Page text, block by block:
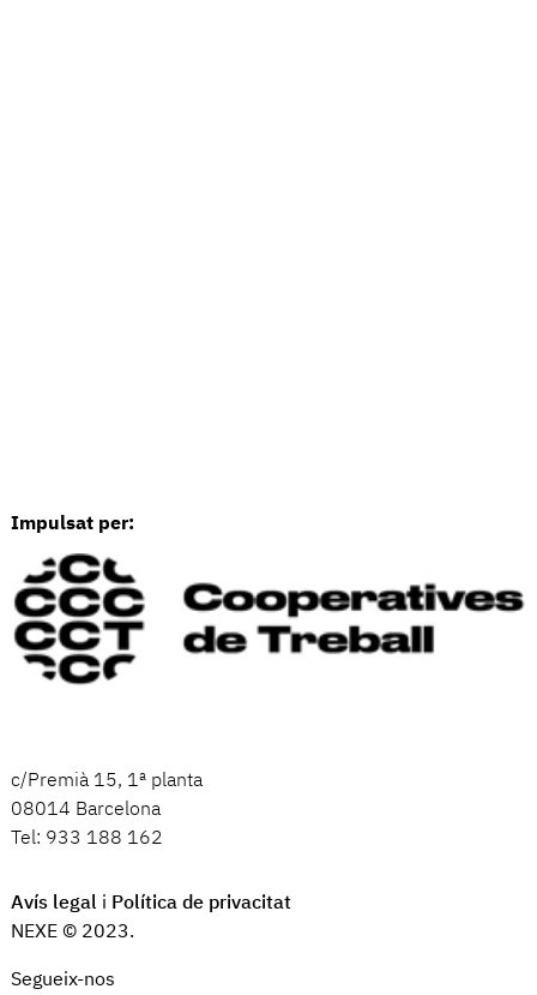
Impulsat per:
c/Premià 15, 1ª planta
08014 Barcelona
Tel: 933 188 162
Avís legali Política de privacitat
NEXE © 2023.
Segueix-nos